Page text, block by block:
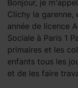
Bonjour, je
Clichy la garenne,
année de licence
Sociale à Paris 1
primaires et les
enfants tous les
et de les faire